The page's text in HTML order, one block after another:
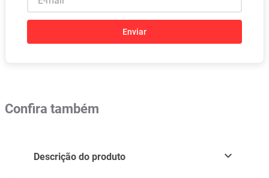
Enviar
Confira também
Descrição do produto